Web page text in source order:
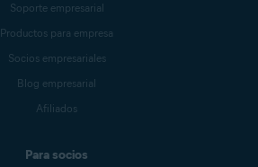
Soporte empresarial
Productos para empresa
Socios empresariales
Blog empresarial
Afiliados
Para socios